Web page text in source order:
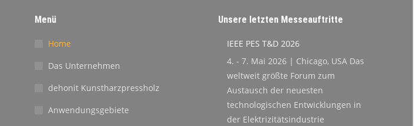
Menü
Home
Das Unternehmen
dehonit Kunstharzpressholz
Anwendungsgebiete
Unsere letzten Messeauftritte
IEEE PES T&D 2026
4. - 7. Mai 2026 | Chicago, USA Das
weltweit größte Forum zum
Austausch der neuesten
technologischen Entwicklungen in
der Elektrizitätsindustrie